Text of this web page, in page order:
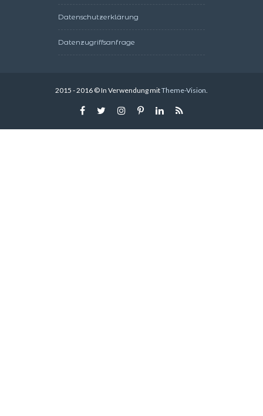
Datenschutzerklärung
Datenzugriffsanfrage
2015 - 2016 © In Verwendung mitTheme-Vision